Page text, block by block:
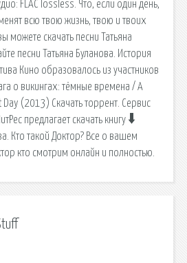
FLAC lossless. Что, если один день,
всю твою жизнь, твою и твоих
можете скачать песни Татьяна
песни Татьяна Буланова. История
Кино образовалось из участников
о викингах: тёмные времена / A
Day (2013) Скачать торрент. Сервис
предлагает скачать книгу 🠳
Кто такой Доктор? Все о вашем
кто смотрим онлайн и полностью.